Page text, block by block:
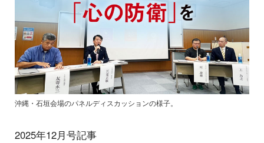
沖縄・石垣会場のパネルディスカッションの様子。
2025年12月号記事